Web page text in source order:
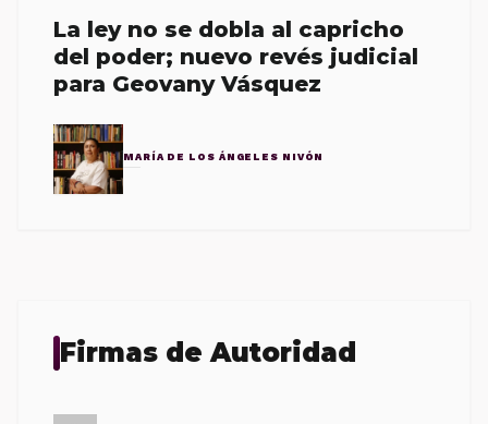
La ley no se dobla al capricho
del poder; nuevo revés judicial
para Geovany Vásquez
MARÍA DE LOS ÁNGELES NIVÓN
Firmas de Autoridad